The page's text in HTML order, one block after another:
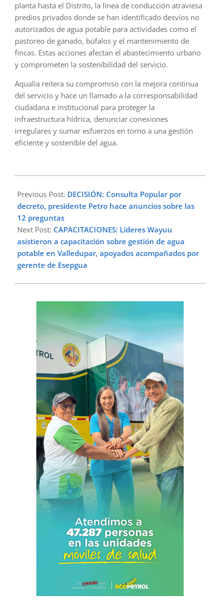
planta hasta el Distrito, la línea de conducción atraviesa
predios privados donde se han identificado desvíos no
autorizados de agua potable para actividades como el
pastoreo de ganado, búfalos y el mantenimiento de
fincas. Estas acciones afectan el abastecimiento urbano
y comprometen la sostenibilidad del servicio.
Aqualia reitera su compromiso con la mejora continua
del servicio y hace un llamado a la corresponsabilidad
ciudadana e institucional para proteger la
infraestructura hídrica, denunciar conexiones
irregulares y sumar esfuerzos en torno a una gestión
eficiente y sostenible del agua.
06-
04
Previous Post: DECISIÓN: Consulta Popular por
decreto, presidente Petro hace anuncios sobre las
12 preguntas
Next Post: CAPACITACIONES: Líderes Wayuu
asistieron a capacitación sobre gestión de agua
potable en Valledupar, apoyados acompañados por
gerente de Esepgua